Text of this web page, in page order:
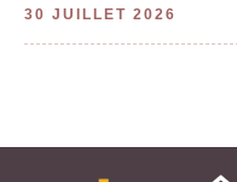
30 JUILLET 2026